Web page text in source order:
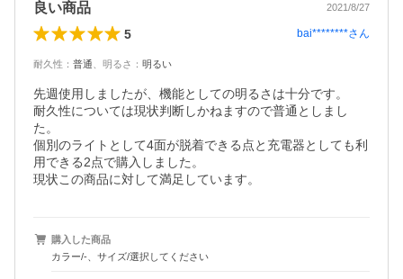
良い商品 2021/8/27
5 bai********さん
耐久性 ： 普通 明るさ ： 明るい
先週使用しましたが、機能としての明るさは十分です。
耐久性については現状判断しかねますので普通としまし
た。
個別のライトとして4面が脱着できる点と充電器としても利
用できる2点で購入しました。
現状この商品に対して満足しています。
購入した商品
カラー/-、サイズ/選択してください